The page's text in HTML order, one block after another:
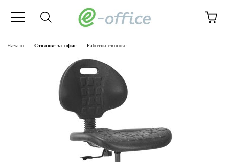
Начало Столове за офис Работни столове